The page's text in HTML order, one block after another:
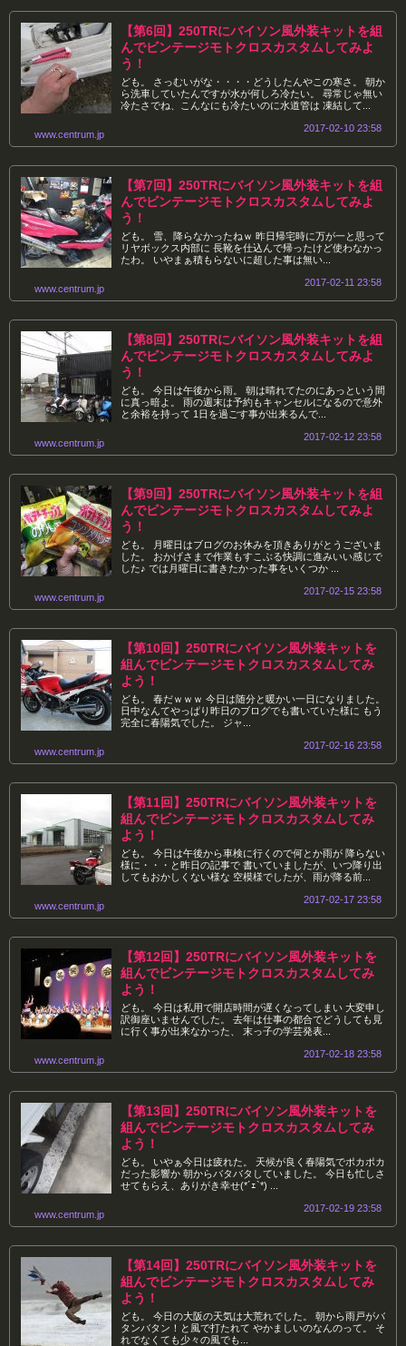
【第6回】250TRにバイソン風外装キットを組
んでビンテージモトクロスカスタムしてみよ
う！
ども。 さっむいがな・・・・どうしたんやこの寒さ。 朝か
ら洗車していたんですが水が何しろ冷たい。 尋常じゃ無い
冷たさでね、こんなにも冷たいのに水道管は 凍結して...
www.centrum.jp
2017-02-10 23:58
【第7回】250TRにバイソン風外装キットを組
んでビンテージモトクロスカスタムしてみよ
う！
ども。 雪、降らなかったねｗ 昨日帰宅時に万が一と思って
リヤボックス内部に 長靴を仕込んで帰ったけど使わなかっ
たわ。 いやまぁ積もらないに超した事は無い...
www.centrum.jp
2017-02-11 23:58
【第8回】250TRにバイソン風外装キットを組
んでビンテージモトクロスカスタムしてみよ
う！
ども。 今日は午後から雨。 朝は晴れてたのにあっという間
に真っ暗よ。 雨の週末は予約もキャンセルになるので意外
と余裕を持って 1日を過ごす事が出来るんで...
www.centrum.jp
2017-02-12 23:58
【第9回】250TRにバイソン風外装キットを組
んでビンテージモトクロスカスタムしてみよ
う！
ども。 月曜日はブログのお休みを頂きありがとうございま
した。 おかげさまで作業もすこぶる快調に進みいい感じで
した♪ では月曜日に書きたかった事をいくつか ...
www.centrum.jp
2017-02-15 23:58
【第10回】250TRにバイソン風外装キットを
組んでビンテージモトクロスカスタムしてみ
よう！
ども。 春だｗｗｗ 今日は随分と暖かい一日になりました。
日中なんてやっぱり昨日のブログでも書いていた様に もう
完全に春陽気でした。 ジャ...
www.centrum.jp
2017-02-16 23:58
【第11回】250TRにバイソン風外装キットを
組んでビンテージモトクロスカスタムしてみ
よう！
ども。 今日は午後から車検に行くので何とか雨が 降らない
様に・・・と昨日の記事で 書いていましたが、いつ降り出
してもおかしくない様な 空模様でしたが、雨が降る前...
www.centrum.jp
2017-02-17 23:58
【第12回】250TRにバイソン風外装キットを
組んでビンテージモトクロスカスタムしてみ
よう！
ども。 今日は私用で開店時間が遅くなってしまい 大変申し
訳御座いませんでした。 去年は仕事の都合でどうしても見
に行く事が出来なかった、 末っ子の学芸発表...
www.centrum.jp
2017-02-18 23:58
【第13回】250TRにバイソン風外装キットを
組んでビンテージモトクロスカスタムしてみ
よう！
ども。 いやぁ今日は疲れた。 天候が良く春陽気でポカポカ
だった影響か 朝からバタバタしていました。 今日も忙しさ
せてもらえ、ありがき幸せ(*´ｪ`*) ...
www.centrum.jp
2017-02-19 23:58
【第14回】250TRにバイソン風外装キットを
組んでビンテージモトクロスカスタムしてみ
よう！
ども。 今日の大阪の天気は大荒れでした。 朝から雨戸がバ
タンバタン！と風で打たれて やかましいのなんのって。 そ
れでなくても少々の風でも...